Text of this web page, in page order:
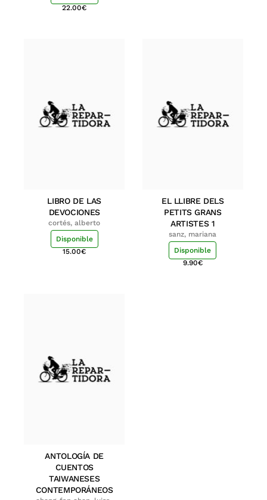
22.00€
LIBRO DE LAS
DEVOCIONES
cortés, alberto
Disponible
15.00€
EL LLIBRE DELS
PETITS GRANS
ARTISTES 1
sanz, mariana
Disponible
9.90€
ANTOLOGÍA DE
CUENTOS
TAIWANESES
CONTEMPORÁNEOS